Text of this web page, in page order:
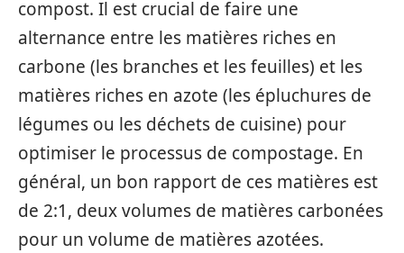
compost. Il est crucial de faire une
alternance entre les matières riches en
carbone (les branches et les feuilles) et les
matières riches en azote (les épluchures de
légumes ou les déchets de cuisine) pour
optimiser le processus de compostage. En
général, un bon rapport de ces matières est
de 2:1, deux volumes de matières carbonées
pour un volume de matières azotées.